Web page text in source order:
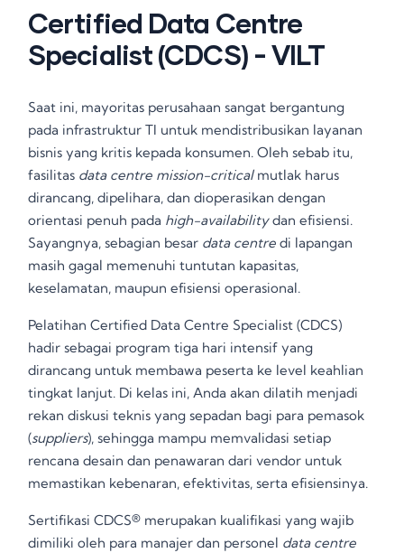
Certified Data Centre
Specialist (CDCS) - VILT
Saat ini, mayoritas perusahaan sangat bergantung
pada infrastruktur TI untuk mendistribusikan layanan
bisnis yang kritis kepada konsumen. Oleh sebab itu,
fasilitas data centre mission-criticalmutlak harus
dirancang, dipelihara, dan dioperasikan dengan
orientasi penuh pada high-availabilitydan efisiensi.
Sayangnya, sebagian besar data centre di lapangan
masih gagal memenuhi tuntutan kapasitas,
keselamatan, maupun efisiensi operasional.
Pelatihan Certified Data Centre Specialist (CDCS)
hadir sebagai program tiga hari intensif yang
dirancang untuk membawa peserta ke level keahlian
tingkat lanjut. Di kelas ini, Anda akan dilatih menjadi
rekan diskusi teknis yang sepadan bagi para pemasok
(suppliers), sehingga mampu memvalidasi setiap
rencana desain dan penawaran dari vendor untuk
memastikan kebenaran, efektivitas, serta efisiensinya.
Sertifikasi CDCS® merupakan kualifikasi yang wajib
dimiliki oleh para manajer dan personel data centre